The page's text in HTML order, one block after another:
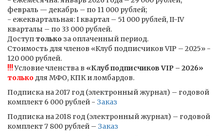
февраль — декабрь – по 11 000 рублей;
- ежеквартальная: I квартал – 51 000 рублей, II-IV
кварталы – по 33 000 рублей.
Доступ только за оплаченный период.
Стоимость для членов «Клуб подписчиков VIP – 2025» -
120 000 рублей.
!!!Условие членства в «Клуб подписчиков VIP – 2026»
толькодля МФО, КПК и ломбардов.
Подписка на 2017 год (электронный журнал) – годовой
комплект 6 000 рублей - Заказ
Подписка на 2018 год (электронный журнал) – годовой
комплект 7 800 рублей – Заказ